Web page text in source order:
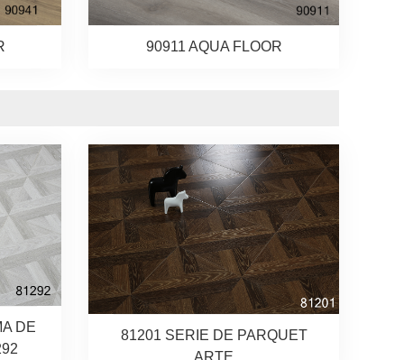
90911 AQUA FLOOR
DE
81201 SERIE DE PARQUET
ARTE